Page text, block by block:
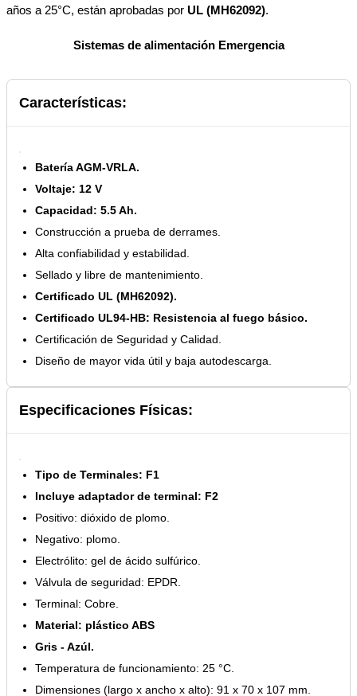
años a 25°C, están aprobadas por UL (MH62092).
Sistemas de alimentación Emergencia
Características:
Batería AGM-VRLA.
Voltaje: 12 V
Capacidad: 5.5 Ah.
Construcción a prueba de derrames.
Alta confiabilidad y estabilidad.
Sellado y libre de mantenimiento.
Certificado UL (MH62092).
Certificado UL94-HB: Resistencia al fuego básico.
Certificación de Seguridad y Calidad.
Diseño de mayor vida útil y baja autodescarga.
Especificaciones Físicas:
Tipo de Terminales: F1
Incluye adaptador de terminal: F2
Positivo: dióxido de plomo.
Negativo: plomo.
Electrólito: gel de ácido sulfúrico.
Válvula de seguridad: EPDR.
Terminal: Cobre.
Material: plástico ABS
Gris - Azúl.
Temperatura de funcionamiento: 25 °C.
Dimensiones (largo x ancho x alto): 91 x 70 x 107 mm.